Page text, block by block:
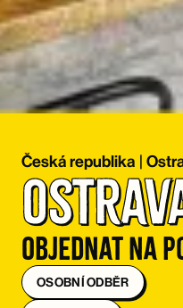
Česká republika |
Objednat na
OSOBNÍ ODBĚR